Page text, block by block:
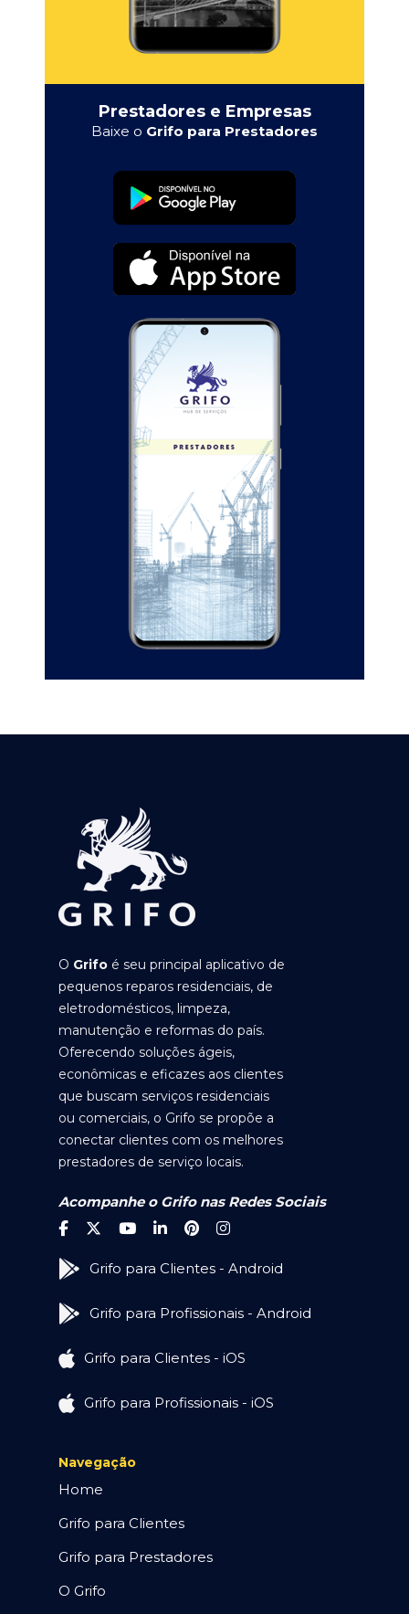
Prestadores e Empresas
Baixe o Grifo para Prestadores
O Grifo é seu principal aplicativo de
pequenos reparos residenciais, de
eletrodomésticos, limpeza,
manutenção e reformas do país.
Oferecendo soluções ágeis,
econômicas e eficazes aos clientes
que buscam serviços residenciais
ou comerciais, o Grifo se propõe a
conectar clientes com os melhores
prestadores de serviço locais.
Acompanhe o Grifo nas Redes Sociais
Grifo para Clientes - Android
Grifo para Profissionais - Android
Grifo para Clientes - iOS
Grifo para Profissionais - iOS
Navegação
Home
Grifo para Clientes
Grifo para Prestadores
O Grifo